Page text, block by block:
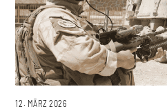
12. MÄRZ 2026